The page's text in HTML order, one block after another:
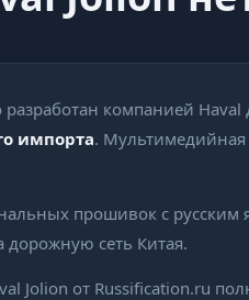
компанией Haval
импорта. Мультимедийная
прошивок с
дорожную сеть Китая.
Jolion от Russification.ru